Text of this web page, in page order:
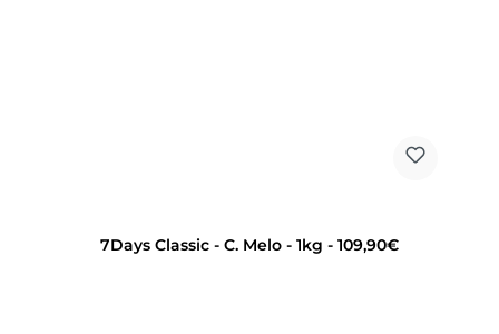
7Days Classic - C. Melo - 1kg - 109,90€